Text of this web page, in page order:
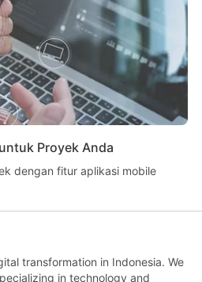
Proyek Anda
dengan fitur aplikasi mobile
transformation in Indonesia. We
in technology and